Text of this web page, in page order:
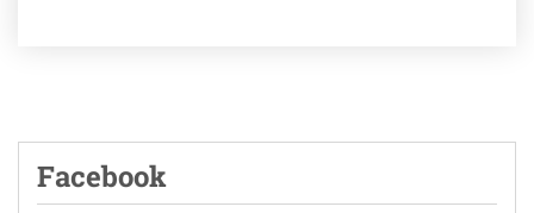
Facebook